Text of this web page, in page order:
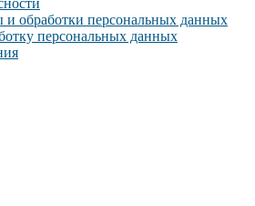
обработки персональных данных
персональных данных